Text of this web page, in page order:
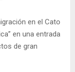
en el Cato
en una entrada
de gran